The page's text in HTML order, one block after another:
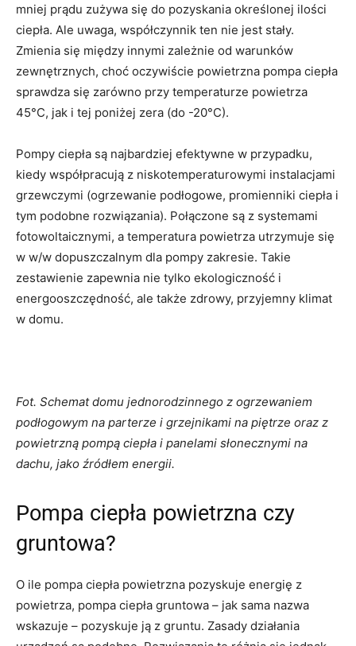
mniej prądu zużywa się do pozyskania określonej ilości
ciepła. Ale uwaga, współczynnik ten nie jest stały.
Zmienia się między innymi zależnie od warunków
zewnętrznych, choć oczywiście powietrzna pompa ciepła
sprawdza się zarówno przy temperaturze powietrza
45°C, jak i tej poniżej zera (do -20°C).
Pompy ciepła są najbardziej efektywne w przypadku,
kiedy współpracują z niskotemperaturowymi instalacjami
grzewczymi (ogrzewanie podłogowe, promienniki ciepła i
tym podobne rozwiązania). Połączone są z systemami
fotowoltaicznymi, a temperatura powietrza utrzymuje się
w w/w dopuszczalnym dla pompy zakresie. Takie
zestawienie zapewnia nie tylko ekologiczność i
energooszczędność, ale także zdrowy, przyjemny klimat
w domu.
Fot. Schemat domu jednorodzinnego z ogrzewaniem
podłogowym na parterze i grzejnikami na piętrze oraz z
powietrzną pompą ciepła i panelami słonecznymi na
dachu, jako źródłem energii.
Pompa ciepła powietrzna czy
gruntowa?
O ile pompa ciepła powietrzna pozyskuje energię z
powietrza, pompa ciepła gruntowa – jak sama nazwa
wskazuje – pozyskuje ją z gruntu. Zasady działania